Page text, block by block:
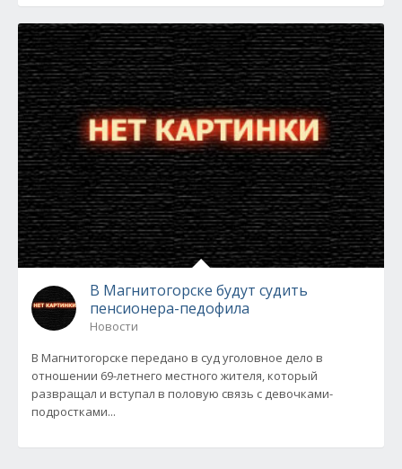
В Магнитогорске будут судить
пенсионера-педофила
Новости
В Магнитогорске передано в суд уголовное дело в
отношении 69-летнего местного жителя, который
развращал и вступал в половую связь с девочками-
подростками...